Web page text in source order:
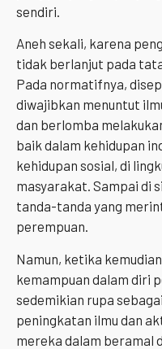
sendiri.
Aneh sekali, karena
tidak berlanjut pada
Pada normatifnya,
diwajibkan menuntut
dan berlomba
baik dalam kehidupan
kehidupan sosial, di
masyarakat. Sampai di
tanda-tanda yang
perempuan.
Namun, ketika
kemampuan dalam diri
sedemikian rupa
peningkatan ilmu dan
mereka dalam beramal